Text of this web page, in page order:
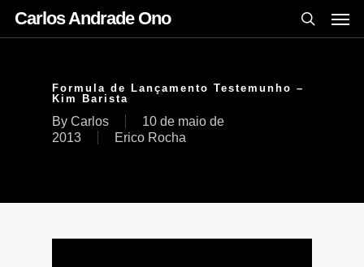
Carlos Andrade Ono
Formula de Lançamento Testemunho –
Kim Barista
By Carlos
10 de maio de
2013
Erico Rocha